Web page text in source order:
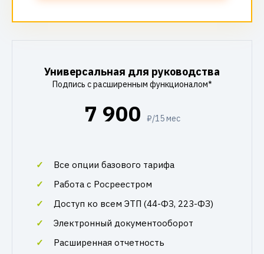
Универсальная для руководства
Подпись с расширенным функционалом*
7 900 ₽/15 мес
Все опции базового тарифа
Работа с Росреестром
Доступ ко всем ЭТП (44-ФЗ, 223-ФЗ)
Электронный документооборот
Расширенная отчетность